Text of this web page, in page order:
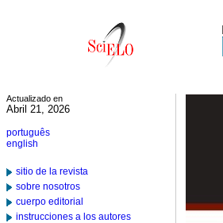
Actualizado en
Abril 21, 2026
português
english
sitio de la revista
sobre nosotros
cuerpo editorial
instrucciones a los autores